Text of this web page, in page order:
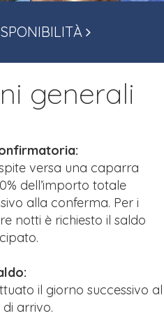
generali
versa una caparra
dell’importo totale
alla conferma. Per i
notti è richiesto il saldo
il giorno successivo al
arrivo.